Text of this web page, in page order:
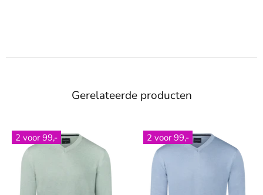
Gerelateerde producten
2 voor 99,- 2 voor 99,-